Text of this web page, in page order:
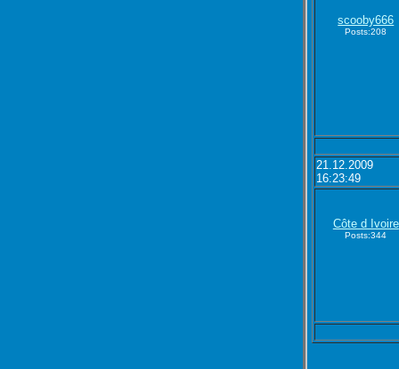
scooby666
Posts:208
21.12.2009
16:23:49
Côte d Ivoire
Posts:344